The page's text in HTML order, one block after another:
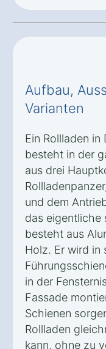
Aufbau,
Varianten
Ein Rollladen
besteht in der
aus drei
und dem
das eigentliche
besteht aus
Holz. Er wird in
in der
Fassade
Schienen
Rollladen
kann, ohne zu